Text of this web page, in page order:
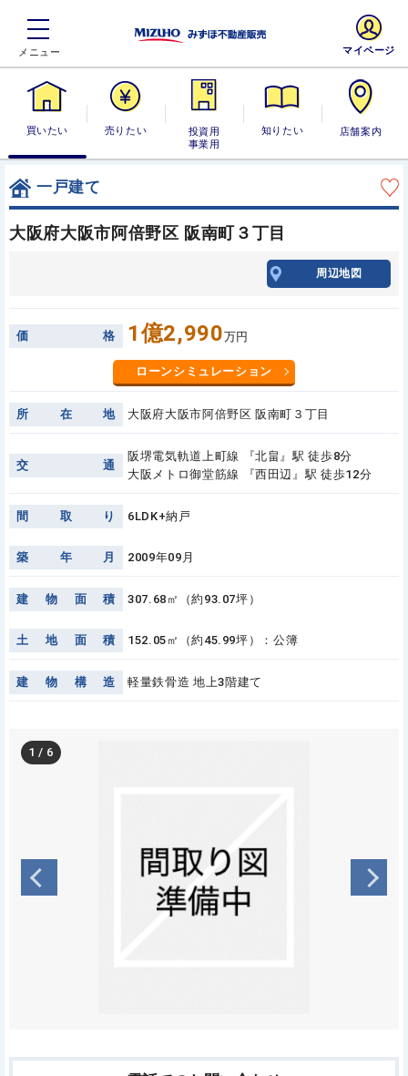
買いたい 売りたい
投資用・事業
用
知りたい 店舗案内
マイページ
一戸建て
大阪府大阪市阿倍野区 阪南町３丁目
周辺地図
価 格 1億2,990万円
ローンシミュレーション
所 在 地 大阪府大阪市阿倍野区 阪南町３丁目
交 通
阪堺電気軌道上町線 『北畠』駅 徒歩8分
大阪メトロ御堂筋線 『西田辺』駅 徒歩12分
間 取 り 6LDK+納戸
築 年 月 2009年09月
建 物 面 積 307.68㎡（約93.07坪）
土 地 面 積 152.05㎡（約45.99坪）：公簿
建 物 構 造 軽量鉄骨造 地上3階建て
1 / 6